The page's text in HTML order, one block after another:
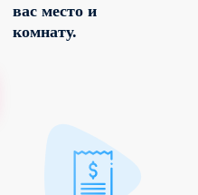
вас место и
комнату.